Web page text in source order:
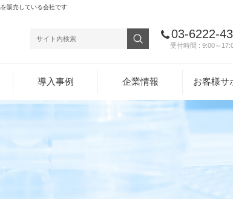
販売している会社です
03-6222-
受付時間 : 9:00～
導入事例 企業情報 お客様サ